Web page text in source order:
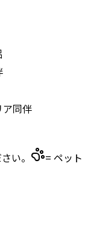
ア同伴
い。
= ペット